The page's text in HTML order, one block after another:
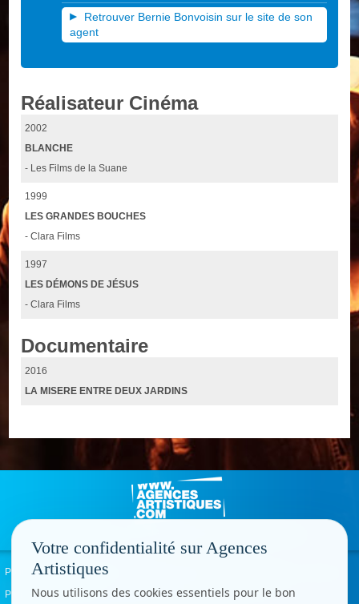
Retrouver Bernie Bonvoisin sur le site de son
agent
Réalisateur Cinéma
2002
BLANCHE
- Les Films de la Suane
1999
LES GRANDES BOUCHES
- Clara Films
1997
LES DÉMONS DE JÉSUS
- Clara Films
Documentaire
2016
LA MISERE ENTRE DEUX JARDINS
Politique de confidentialité
Paramètres cookies
Votre confidentialité sur Agences
Artistiques
Nous utilisons des cookies essentiels pour le bon